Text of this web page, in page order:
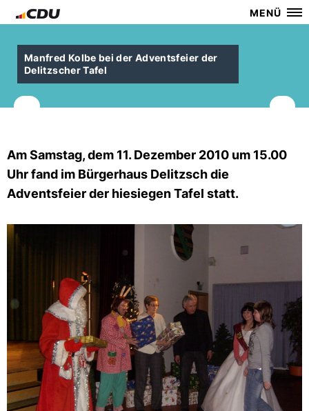
MENÜ
Manfred Kolbe bei der Adventsfeier der
Delitzscher Tafel
Am Samstag, dem 11. Dezember 2010 um 15.00
Uhr fand im Bürgerhaus Delitzsch die
Adventsfeier der hiesiegen Tafel statt.